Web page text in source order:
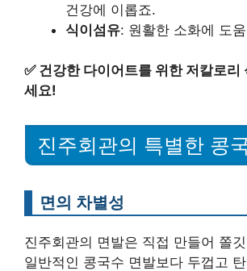
건강에 이롭죠.
식이섬유: 원활한 소화에 도
✅ 건강한 다이어트를 위한 저칼로리
세요!
진주회관의 특별한 콩
면의 차별성
진주회관의 면발은 직접 만들어 쫄
일반적인 콩국수 면발보다 두껍고